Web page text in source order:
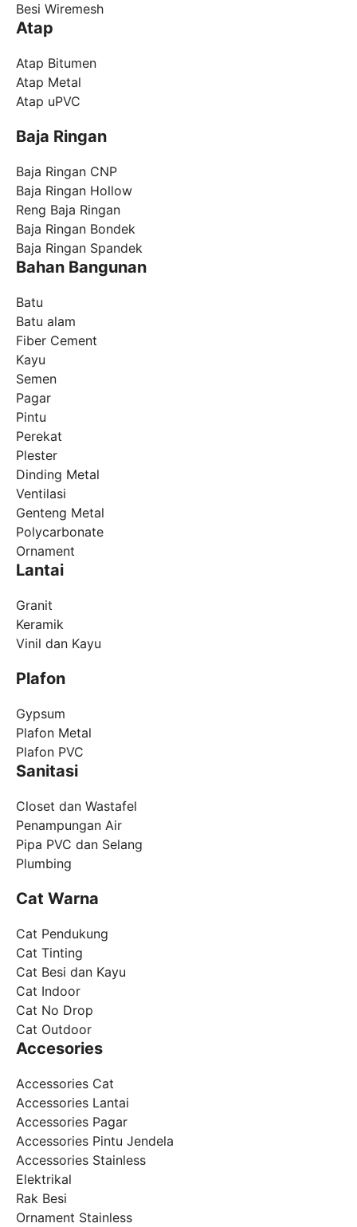
Besi Wiremesh
Atap
Atap Bitumen
Atap Metal
Atap uPVC
Baja Ringan
Baja Ringan CNP
Baja Ringan Hollow
Reng Baja Ringan
Baja Ringan Bondek
Baja Ringan Spandek
Bahan Bangunan
Batu
Batu alam
Fiber Cement
Kayu
Semen
Pagar
Pintu
Perekat
Plester
Dinding Metal
Ventilasi
Genteng Metal
Polycarbonate
Ornament
Lantai
Granit
Keramik
Vinil dan Kayu
Plafon
Gypsum
Plafon Metal
Plafon PVC
Sanitasi
Closet dan Wastafel
Penampungan Air
Pipa PVC dan Selang
Plumbing
Cat Warna
Cat Pendukung
Cat Tinting
Cat Besi dan Kayu
Cat Indoor
Cat No Drop
Cat Outdoor
Accesories
Accessories Cat
Accessories Lantai
Accessories Pagar
Accessories Pintu Jendela
Accessories Stainless
Elektrikal
Rak Besi
Ornament Stainless